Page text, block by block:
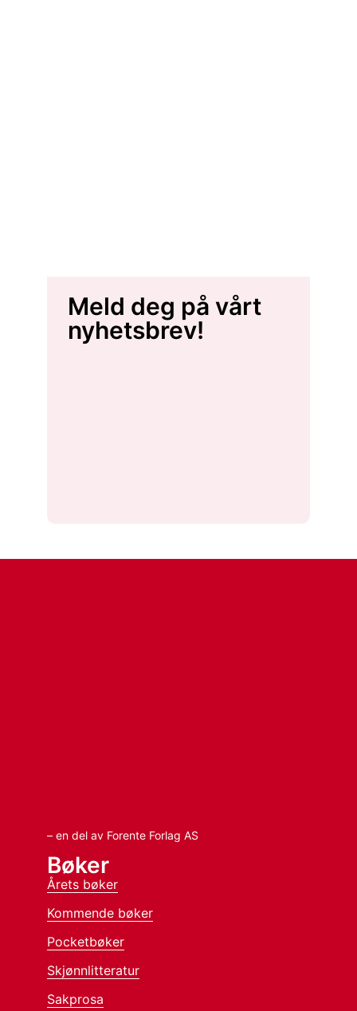
Meld deg på vårt
nyhetsbrev!
– en del av Forente Forlag AS
Bøker
Årets bøker
Kommende bøker
Pocketbøker
Skjønnlitteratur
Sakprosa